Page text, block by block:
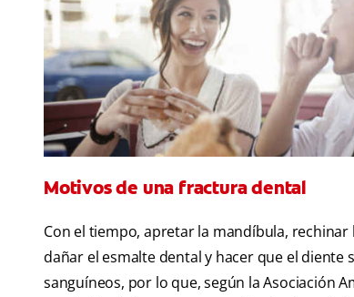
Motivos de una fractura dental
Con el tiempo, apretar la mandíbula,
dañar el esmalte dental y hacer que el
sanguíneos, por lo que, según la Asociación